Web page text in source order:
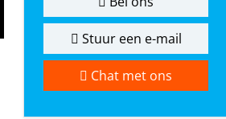
Stuur een e-mail
Chat met ons